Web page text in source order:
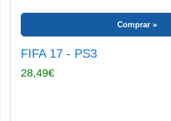
Comprar
FIFA 17 - PS3
28,49€